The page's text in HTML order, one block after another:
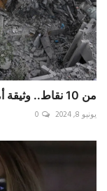
من 10 نقاط.. وثيقة أميركية تكشف مبادئ لـ"ما بعد حرب غزة"
يونيو 8, 2024 0